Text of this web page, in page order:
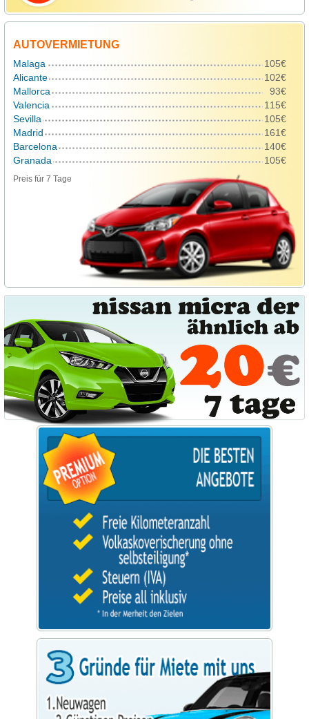
AUTOVERMIETUNG
Malaga
105€
Alicante
102€
Mallorca
93€
Valencia
115€
Sevilla
105€
Madrid
161€
Barcelona
140€
Granada
105€
Preis für 7 Tage